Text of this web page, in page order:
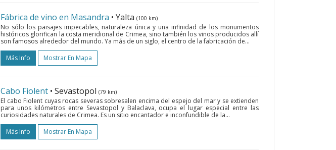
Fábrica de vino en Masandra • Yalta (100 km)
No sólo los paisajes impecables, naturaleza única y una infinidad de los monumentos
históricos glorifican la costa meridional de Crimea, sino también los vinos producidos allí
son famosos alrededor del mundo. Ya más de un siglo, el centro de la fabricación de...
Más Info
Mostrar En Mapa
Cabo Fiolent • Sevastopol (79 km)
El cabo Fiolent cuyas rocas severas sobresalen encima del espejo del mar y se extienden
para unos kilómetros entre Sevastopol y Balaclava, ocupa el lugar especial entre las
curiosidades naturales de Crimea. Es un sitio encantador e inconfundible de la...
Más Info
Mostrar En Mapa